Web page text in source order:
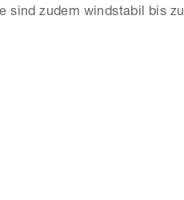
sind zudem windstabil bis zu